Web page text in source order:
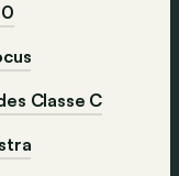
Classe C